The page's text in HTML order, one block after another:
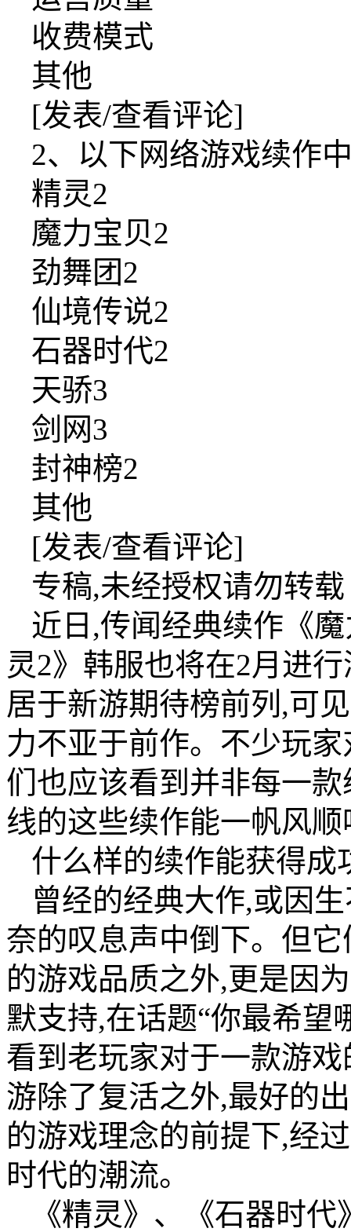
收费模式
其他
[发表/查看评论]
2、以下网络游戏续作
精灵2
魔力宝贝2
劲舞团2
仙境传说2
石器时代2
天骄3
剑网3
封神榜2
其他
[发表/查看评论]
专稿,未经授权请勿转载
近日,传闻经典续作《
灵2》韩服也将在2月进
居于新游期待榜前列,可
力不亚于前作。不少玩
们也应该看到并非每一
线的这些续作能一帆风顺
什么样的续作能获得成
曾经的经典大作,或因
奈的叹息声中倒下。但
的游戏品质之外,更是因
默支持,在话题“你最希望
看到老玩家对于一款游
游除了复活之外,最好的
的游戏理念的前提下,经
时代的潮流。
《精灵》、《石器时